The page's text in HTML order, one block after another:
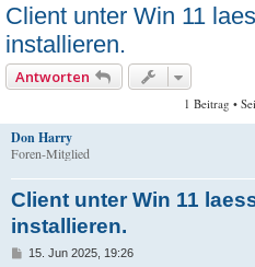
Client unter Win 11
installieren.
Antworten
1 Beitrag •
Don Harry
Foren-Mitglied
Client unter Win 11
installieren.
B15. Jun 2025, 19:26